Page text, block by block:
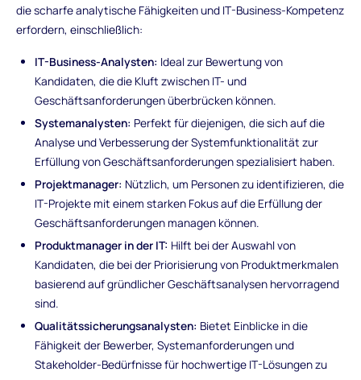
die scharfe analytische Fähigkeiten und IT-Business-Kompetenz
erfordern, einschließlich:
IT-Business-Analysten: Ideal zur Bewertung von
Kandidaten, die die Kluft zwischen IT- und
Geschäftsanforderungen überbrücken können.
Systemanalysten: Perfekt für diejenigen, die sich auf die
Analyse und Verbesserung der Systemfunktionalität zur
Erfüllung von Geschäftsanforderungen spezialisiert haben.
Projektmanager: Nützlich, um Personen zu identifizieren, die
IT-Projekte mit einem starken Fokus auf die Erfüllung der
Geschäftsanforderungen managen können.
Produktmanager in der IT: Hilft bei der Auswahl von
Kandidaten, die bei der Priorisierung von Produktmerkmalen
basierend auf gründlicher Geschäftsanalysen hervorragend
sind.
Qualitätssicherungsanalysten: Bietet Einblicke in die
Fähigkeit der Bewerber, Systemanforderungen und
Stakeholder-Bedürfnisse für hochwertige IT-Lösungen zu